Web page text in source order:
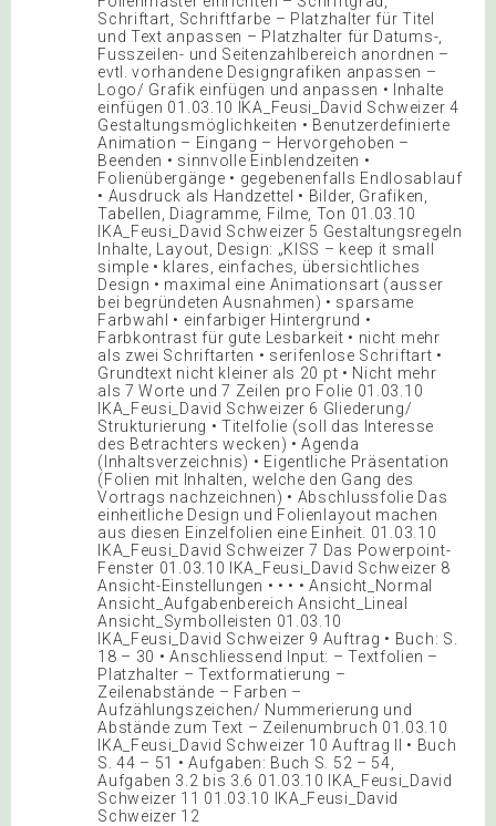
Schriftart, Schriftfarbe – Platzhalter für Titel
und Text anpassen – Platzhalter für Datums-,
Fusszeilen- und Seitenzahlbereich anordnen –
evtl. vorhandene Designgrafiken anpassen –
Logo/ Grafik einfügen und anpassen • Inhalte
einfügen 01.03.10 IKA_Feusi_David Schweizer 4
Gestaltungsmöglichkeiten • Benutzerdefinierte
Animation – Eingang – Hervorgehoben –
Beenden • sinnvolle Einblendzeiten •
Folienübergänge • gegebenenfalls Endlosablauf
• Ausdruck als Handzettel • Bilder, Grafiken,
Tabellen, Diagramme, Filme, Ton 01.03.10
IKA_Feusi_David Schweizer 5 Gestaltungsregeln
Inhalte, Layout, Design: „KISS – keep it small
simple • klares, einfaches, übersichtliches
Design • maximal eine Animationsart (ausser
bei begründeten Ausnahmen) • sparsame
Farbwahl • einfarbiger Hintergrund •
Farbkontrast für gute Lesbarkeit • nicht mehr
als zwei Schriftarten • serifenlose Schriftart •
Grundtext nicht kleiner als 20 pt • Nicht mehr
als 7 Worte und 7 Zeilen pro Folie 01.03.10
IKA_Feusi_David Schweizer 6 Gliederung/
Strukturierung • Titelfolie (soll das Interesse
des Betrachters wecken) • Agenda
(Inhaltsverzeichnis) • Eigentliche Präsentation
(Folien mit Inhalten, welche den Gang des
Vortrags nachzeichnen) • Abschlussfolie Das
einheitliche Design und Folienlayout machen
aus diesen Einzelfolien eine Einheit. 01.03.10
IKA_Feusi_David Schweizer 7 Das Powerpoint-
Fenster 01.03.10 IKA_Feusi_David Schweizer 8
Ansicht-Einstellungen • • • • Ansicht_Normal
Ansicht_Aufgabenbereich Ansicht_Lineal
Ansicht_Symbolleisten 01.03.10
IKA_Feusi_David Schweizer 9 Auftrag • Buch: S.
18 – 30 • Anschliessend Input: – Textfolien –
Platzhalter – Textformatierung –
Zeilenabstände – Farben –
Aufzählungszeichen/ Nummerierung und
Abstände zum Text – Zeilenumbruch 01.03.10
IKA_Feusi_David Schweizer 10 Auftrag II • Buch
S. 44 – 51 • Aufgaben: Buch S. 52 – 54,
Aufgaben 3.2 bis 3.6 01.03.10 IKA_Feusi_David
Schweizer 11 01.03.10 IKA_Feusi_David
Schweizer 12